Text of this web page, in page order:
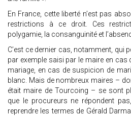
En France, cette liberté n’est pas
restrictions à ce droit. Ces
polygamie, la consanguinité et
C’est ce dernier cas, notamment, qui
par exemple saisi par le maire en cas
mariage, en cas de suspicion de
blanc. Mais de nombreux maires –
était maire de Tourcoing – se sont
que le procureurs ne répondent
reprendre les termes de Gérald